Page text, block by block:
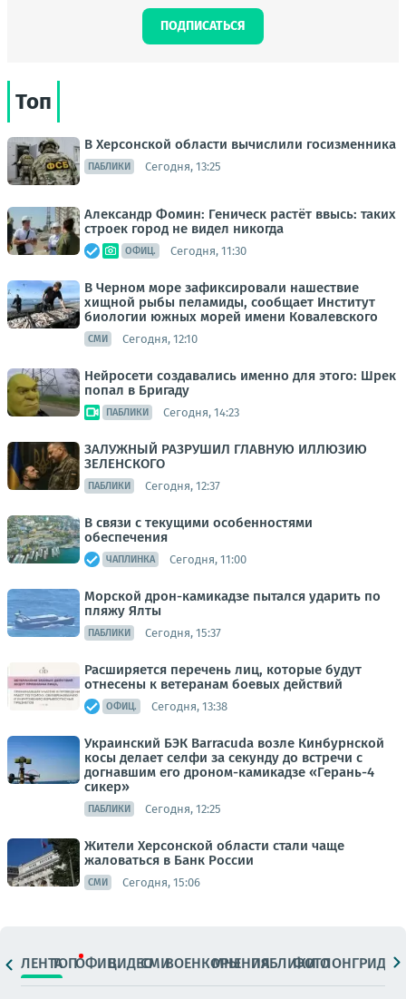
ПОДПИСАТЬСЯ
Топ
В Херсонской области вычислили госизменника
ПАБЛИКИ Сегодня, 13:25
Александр Фомин: Геническ растёт ввысь: таких
строек город не видел никогда
ОФИЦ. Сегодня, 11:30
В Черном море зафиксировали нашествие
хищной рыбы пеламиды, сообщает Институт
биологии южных морей имени Ковалевского
СМИ Сегодня, 12:10
Нейросети создавались именно для этого: Шрек
попал в Бригаду
ПАБЛИКИ Сегодня, 14:23
ЗАЛУЖНЫЙ РАЗРУШИЛ ГЛАВНУЮ ИЛЛЮЗИЮ
ЗЕЛЕНСКОГО
ПАБЛИКИ Сегодня, 12:37
В связи с текущими особенностями
обеспечения
ЧАПЛИНКА Сегодня, 11:00
Морской дрон-камикадзе пытался ударить по
пляжу Ялты
ПАБЛИКИ Сегодня, 15:37
Расширяется перечень лиц, которые будут
отнесены к ветеранам боевых действий
ОФИЦ. Сегодня, 13:38
Украинский БЭК Barracuda возле Кинбурнской
косы делает селфи за секунду до встречи с
догнавшим его дроном-камикадзе «Герань-4
сикер»
ПАБЛИКИ Сегодня, 12:25
Жители Херсонской области стали чаще
жаловаться в Банк России
СМИ Сегодня, 15:06
ЛЕНТАТОПОФИЦ.ВИДЕОСМИВОЕНКОРЫМНЕНИЯПАБЛИКИ
ФОТОЛОНГРИДЫ